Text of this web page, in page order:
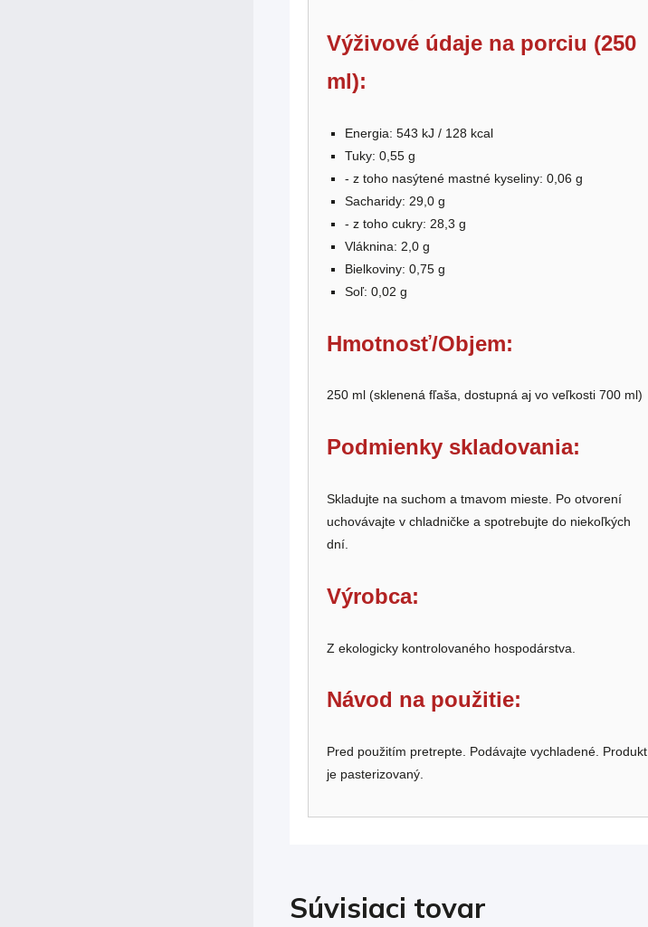
Výživové údaje na porciu (250
ml):
Energia: 543 kJ / 128 kcal
Tuky: 0,55 g
- z toho nasýtené mastné kyseliny: 0,06 g
Sacharidy: 29,0 g
- z toho cukry: 28,3 g
Vláknina: 2,0 g
Bielkoviny: 0,75 g
Soľ: 0,02 g
Hmotnosť/Objem:
250 ml (sklenená fľaša, dostupná aj vo veľkosti 700 ml)
Podmienky skladovania:
Skladujte na suchom a tmavom mieste. Po otvorení
uchovávajte v chladničke a spotrebujte do niekoľkých
dní.
Výrobca:
Z ekologicky kontrolovaného hospodárstva.
Návod na použitie:
Pred použitím pretrepte. Podávajte vychladené. Produkt
je pasterizovaný.
Súvisiaci tovar